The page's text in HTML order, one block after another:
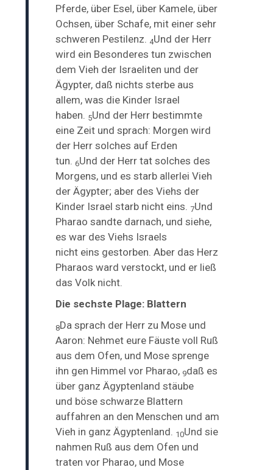
Pferde, über Esel, über Kamele, über
Ochsen, über Schafe, mit einer sehr
schweren Pestilenz. 4Und der Herr
wird ein Besonderes tun zwischen
dem Vieh der Israeliten und der
Ägypter, daß nichts sterbe aus
allem, was die Kinder Israel
haben. 5Und der Herr bestimmte
eine Zeit und sprach: Morgen wird
der Herr solches auf Erden
tun. 6Und der Herr tat solches des
Morgens, und es starb allerlei Vieh
der Ägypter; aber des Viehs der
Kinder Israel starb nicht eins. 7Und
Pharao sandte darnach, und siehe,
es war des Viehs Israels
nicht eins gestorben. Aber das Herz
Pharaos ward verstockt, und er ließ
das Volk nicht.
Die sechste Plage: Blattern
8Da sprach der Herr zu Mose und
Aaron: Nehmet eure Fäuste voll Ruß
aus dem Ofen, und Mose sprenge
ihn gen Himmel vor Pharao, 9daß es
über ganz Ägyptenland stäube
und böse schwarze Blattern
auffahren an den Menschen und am
Vieh in ganz Ägyptenland. 10Und sie
nahmen Ruß aus dem Ofen und
traten vor Pharao, und Mose